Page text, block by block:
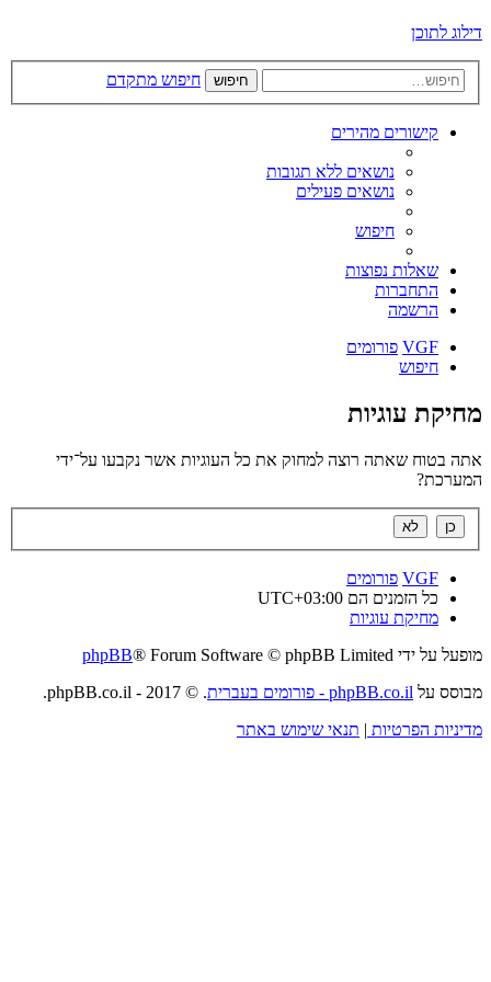
דילוג לתוכן
חיפוש חיפוש מתקדם
קישורים מהירים
נושאים ללא תגובות
נושאים פעילים
חיפוש
שאלות נפוצות
התחברות
הרשמה
VGF פורומים
חיפוש
מחיקת עוגיות
אתה בטוח שאתה רוצה למחוק את כל העוגיות אשר נקבעו על־ידי
המערכת?
VGF פורומים
כל הזמנים הם UTC+03:00
מחיקת עוגיות
מופעל על ידי
phpBB® Forum Software © phpBB Limited
מבוסס על phpBB.co.il - פורומים בעברית
. © 2017 - phpBB.co.il.
מדיניות הפרטיות | תנאי שימוש באתר